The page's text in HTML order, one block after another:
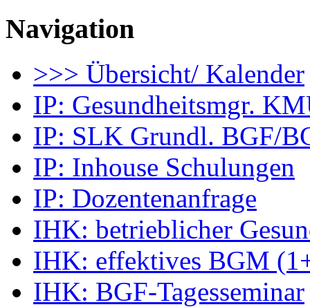
Navigation
>>> Übersicht/ Kalender
IP: Gesundheitsmgr.
IP: SLK Grundl. BGF/
IP: Inhouse Schulungen
IP: Dozentenanfrage
IHK: betrieblicher
IHK: effektives BGM
IHK: BGF-Tagesseminar